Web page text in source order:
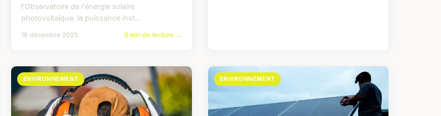
l'Observatoire de l'énergie solaire
photovoltaïque, la puissance inst...
16 décembre 2025 8 min de lecture →
ENVIRONNEMENT ENVIRONNEMENT